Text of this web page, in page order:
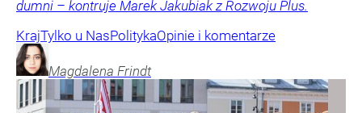
dumni – kontruje Marek Jakubiak z Rozwoju Plus.
KrajTylko u NasPolitykaOpinie i komentarze
Magdalena Frindt